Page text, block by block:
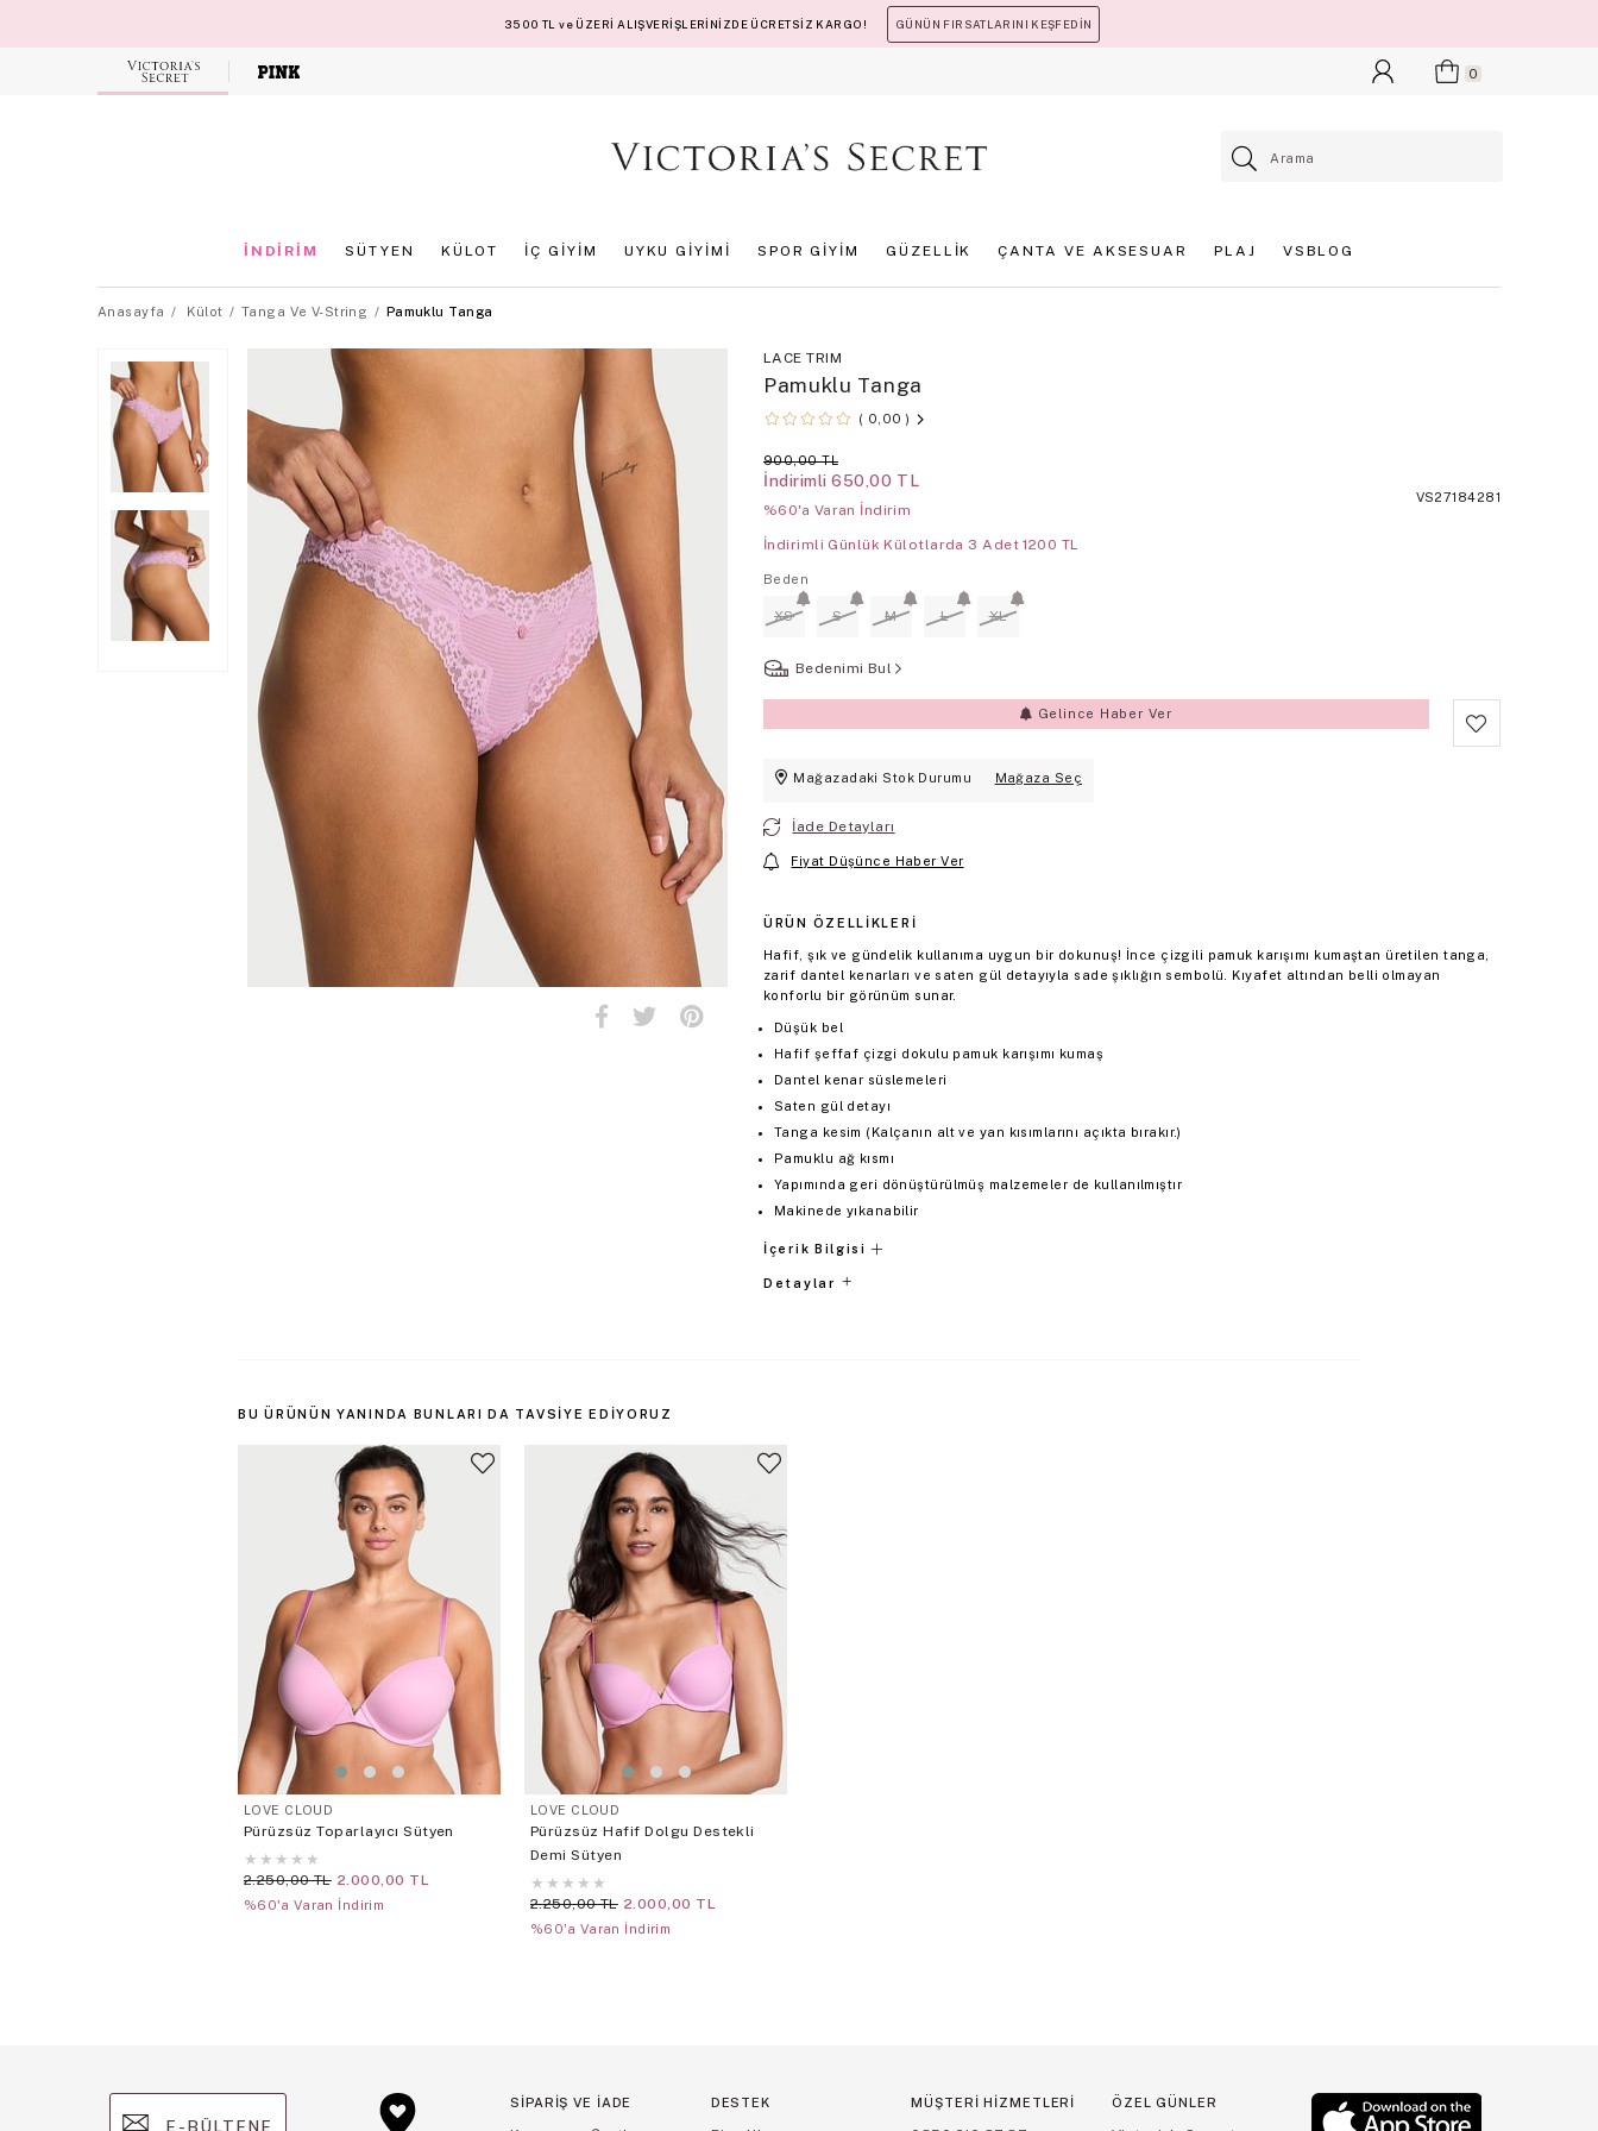
3500 TL ve ÜZERİ ALIŞVERİŞLERİNİZDE ÜCRETSİZ KARGO! GÜNÜN FIRSATLARINI KEŞFEDİN
Victoria's
Secret
0
İNDİRİM SÜTYEN KÜLOT İÇ GİYİM UYKU GİYİMİ SPOR GİYİM GÜZELLİK ÇANTA VE AKSESUAR PLAJ VSBLOG
Anasayfa Külot Tanga Ve V-String Pamuklu Tanga
LACE TRIM
Pamuklu Tanga
0,00
900,00 TL
İndirimli 650,00 TL
%60'a Varan İndirim
VS27184281
İndirimli Günlük Külotlarda 3 Adet 1200 TL
Beden
XS S M L XL
Bedenimi Bul
Gelince Haber Ver
Mağazadaki Stok Durumu Mağaza Seç
İade Detayları
Fiyat Düşünce Haber Ver
ÜRÜN ÖZELLIKLERI
Hafif, şık ve gündelik kullanıma uygun bir dokunuş! İnce çizgili pamuk karışımı kumaştan üretilen tanga,
zarif dantel kenarları ve saten gül detayıyla sade şıklığın sembolü. Kıyafet altından belli olmayan
konforlu bir görünüm sunar.
Düşük bel
Hafif şeffaf çizgi dokulu pamuk karışımı kumaş
Dantel kenar süslemeleri
Saten gül detayı
Tanga kesim (Kalçanın alt ve yan kısımlarını açıkta bırakır.)
Pamuklu ağ kısmı
Yapımında geri dönüştürülmüş malzemeler de kullanılmıştır
Makinede yıkanabilir
İçerik Bilgisi
Detaylar
BU ÜRÜNÜN YANINDA BUNLARI DA TAVSIYE EDIYORUZ
LOVE CLOUD
Pürüzsüz Toparlayıcı Sütyen
★ ★ ★ ★ ★
2.250,00 TL 2.000,00 TL
%60'a Varan İndirim
LOVE CLOUD
Pürüzsüz Hafif Dolgu Destekli
Demi Sütyen
★ ★ ★ ★ ★
2.250,00 TL 2.000,00 TL
%60'a Varan İndirim
E-BÜLTENE
SİPARİŞ VE İADE DESTEK MÜŞTERİ HİZMETLERİ ÖZEL GÜNLER